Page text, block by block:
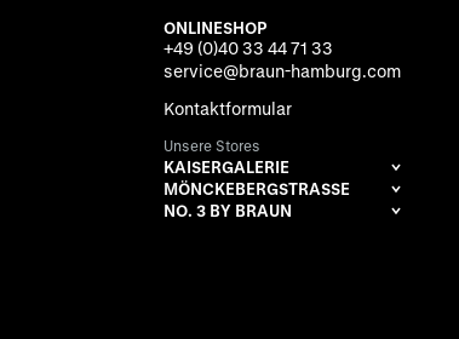
ONLINESHOP
+49 (0)40 33 44 71 33
service@braun-hamburg.com
Kontaktformular
Unsere Stores
KAISERGALERIE
MÖNCKEBERGSTRASSE
NO. 3 BY BRAUN